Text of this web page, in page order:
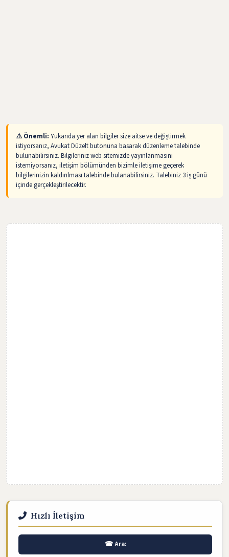
⚠️ Önemli: Yukarıda yer alan bilgiler size aitse ve değiştirmek
istiyorsanız, Avukat Düzelt butonuna basarak düzenleme talebinde
bulunabilirsiniz. Bilgileriniz web sitemizde yayınlanmasını
istemiyorsanız, iletişim bölümünden bizimle iletişime geçerek
bilgilerinizin kaldırılması talebinde bulanabilirsiniz. Talebiniz 3 iş günü
içinde gerçekleştirilecektir.
Hızlı İletişim
☎ Ara: